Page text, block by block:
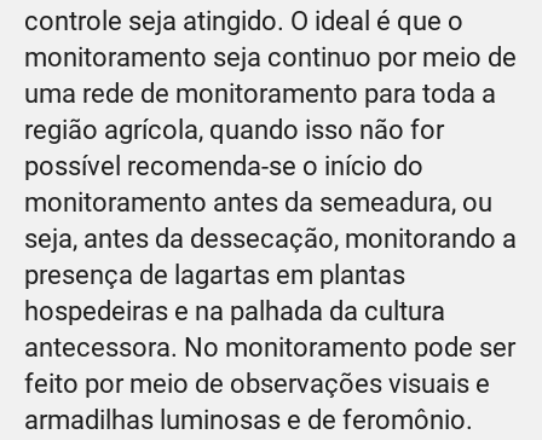
controle seja atingido. O ideal é que o
monitoramento seja continuo por meio de
uma rede de monitoramento para toda a
região agrícola, quando isso não for
possível recomenda-se o início do
monitoramento antes da semeadura, ou
seja, antes da dessecação, monitorando a
presença de lagartas em plantas
hospedeiras e na palhada da cultura
antecessora. No monitoramento pode ser
feito por meio de observações visuais e
armadilhas luminosas e de feromônio.